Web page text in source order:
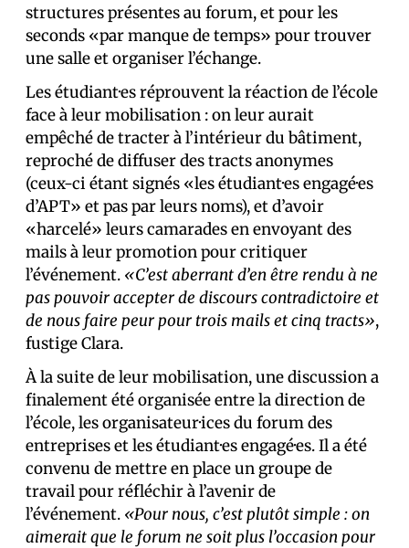
structures présentes au forum, et pour les
seconds «par manque de temps» pour trouver
une salle et organiser l’échange.
Les étudiant·es réprouvent la réaction de l’école
face à leur mobilisation : on leur aurait
empêché de tracter à l’intérieur du bâtiment,
reproché de diffuser des tracts anonymes
(ceux-ci étant signés «les étudiant·es engagé·es
d’APT» et pas par leurs noms), et d’avoir
«harcelé» leurs camarades en envoyant des
mails à leur promotion pour critiquer
l’événement. «C’est aberrant d’en être rendu à ne
pas pouvoir accepter de discours contradictoire et
de nous faire peur pour trois mails et cinq tracts»,
fustige Clara.
À la suite de leur mobilisation, une discussion a
finalement été organisée entre la direction de
l’école, les organisateur·ices du forum des
entreprises et les étudiant·es engagé·es. Il a été
convenu de mettre en place un groupe de
travail pour réfléchir à l’avenir de
l’événement. «Pour nous, c’est plutôt simple : on
aimerait que le forum ne soit plus l’occasion pour